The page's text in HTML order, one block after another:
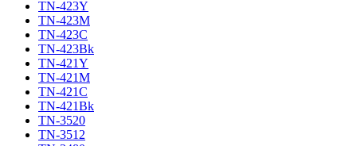
TN-423Y
TN-423M
TN-423C
TN-423Bk
TN-421Y
TN-421M
TN-421C
TN-421Bk
TN-3520
TN-3512